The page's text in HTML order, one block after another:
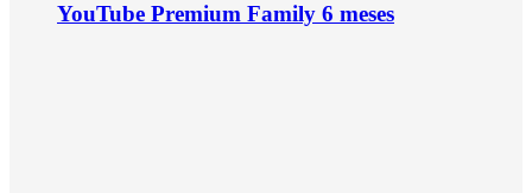
YouTube Premium Family 6 meses